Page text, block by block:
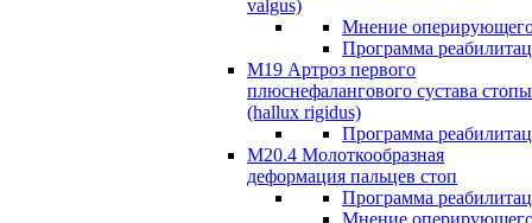
valgus)
Мнение
Программа
М19 Артроз первого
плюснефалангового сустава стопы
(hallux rigidus)
Программа
М20.4 Молоткообразная
деформация пальцев стоп
Программа
Мнение